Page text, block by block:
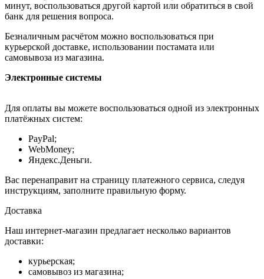
минут, воспользоваться другой картой или обратиться в свой
банк для решения вопроса.
Безналичным расчётом можно воспользоваться при
курьерской доставке, использовании постамата или
самовывоза из магазина.
Электронные системы
Для оплаты вы можете воспользоваться одной из электронных
платёжных систем:
PayPal;
WebMoney;
Яндекс.Деньги.
Вас перенаправит на страницу платежного сервиса, следуя
инструкциям, заполните правильную форму.
Доставка
Наш интернет-магазин предлагает несколько вариантов
доставки:
курьерская;
самовывоз из магазина;